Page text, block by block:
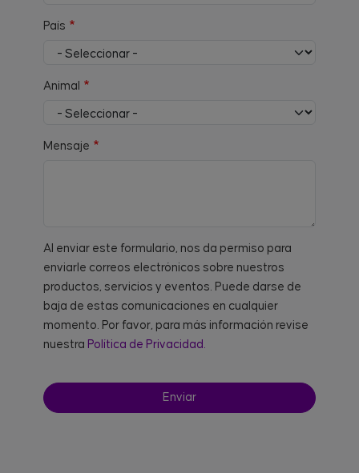
País
Animal
Mensaje
Al enviar este formulario, nos da permiso para
enviarle correos electrónicos sobre nuestros
productos, servicios y eventos. Puede darse de
baja de estas comunicaciones en cualquier
momento. Por favor, para más información revise
nuestra Política de Privacidad.